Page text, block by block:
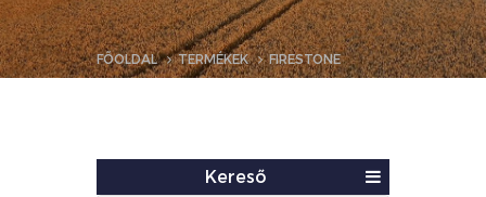
FŐOLDAL TERMÉKEK FIRESTONE
Kereső